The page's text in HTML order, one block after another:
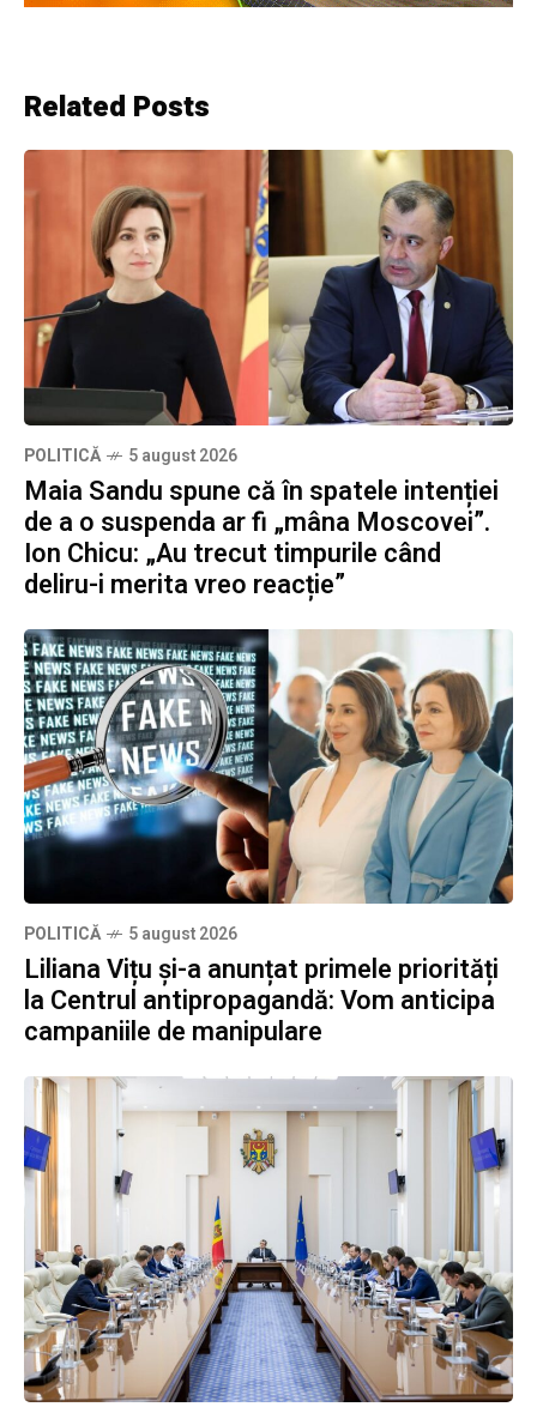
Related Posts
POLITICĂ 5 august 2026
Maia Sandu spune că în spatele intenției
de a o suspenda ar fi „mâna Moscovei”.
Ion Chicu: „Au trecut timpurile când
deliru-i merita vreo reacție”
POLITICĂ 5 august 2026
Liliana Vițu și-a anunțat primele priorități
la Centrul antipropagandă: Vom anticipa
campaniile de manipulare